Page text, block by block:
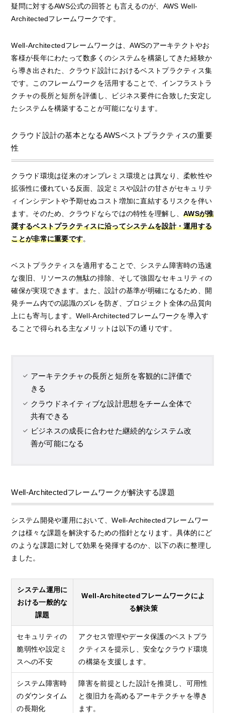
疑問に対するAWS公式の回答とも言えるのが、AWS Well-
Architectedフレームワークです。
Well-Architectedフレームワークは、AWSのアーキテクトやお
客様が長年にわたって数多くのシステムを構築してきた経験か
ら導き出された、クラウド設計におけるベストプラクティス集
です。このフレームワークを活用することで、インフラストラ
クチャの長所と短所を評価し、ビジネス要件に合致した安定し
たシステムを構築することが可能になります。
クラウド設計の基本となるAWSベストプラクティスの重要
性
クラウド環境は従来のオンプレミス環境とは異なり、柔軟性や
拡張性に優れている反面、設定ミスや設計の甘さがセキュリテ
ィインシデントや予期せぬコスト増加に直結するリスクを伴い
ます。そのため、クラウドならではの特性を理解し、AWSが推
奨するベストプラクティスに沿ってシステムを設計・運用する
ことが非常に重要です。
ベストプラクティスを適用することで、システム障害時の迅速
な復旧、リソースの無駄の排除、そして強固なセキュリティの
確保が実現できます。また、設計の基準が明確になるため、開
発チーム内での認識のズレを防ぎ、プロジェクト全体の品質向
上にも寄与します。Well-Architectedフレームワークを導入す
ることで得られる主なメリットは以下の通りです。
アーキテクチャの長所と短所を客観的に評価で
きる
クラウドネイティブな設計思想をチーム全体で
共有できる
ビジネスの成長に合わせた継続的なシステム改
善が可能になる
Well-Architectedフレームワークが解決する課題
システム開発や運用において、Well-Architectedフレームワー
クは様々な課題を解決するための指針となります。具体的にど
のような課題に対して効果を発揮するのか、以下の表に整理し
ました。
システム運用に
おける一般的な
課題
Well-Architectedフレームワークによ
る解決策
セキュリティの
脆弱性や設定ミ
スへの不安
アクセス管理やデータ保護のベストプラ
クティスを提示し、安全なクラウド環境
の構築を支援します。
システム障害時
のダウンタイム
の長期化
障害を前提とした設計を推奨し、可用性
と復旧力を高めるアーキテクチャを導き
ます。